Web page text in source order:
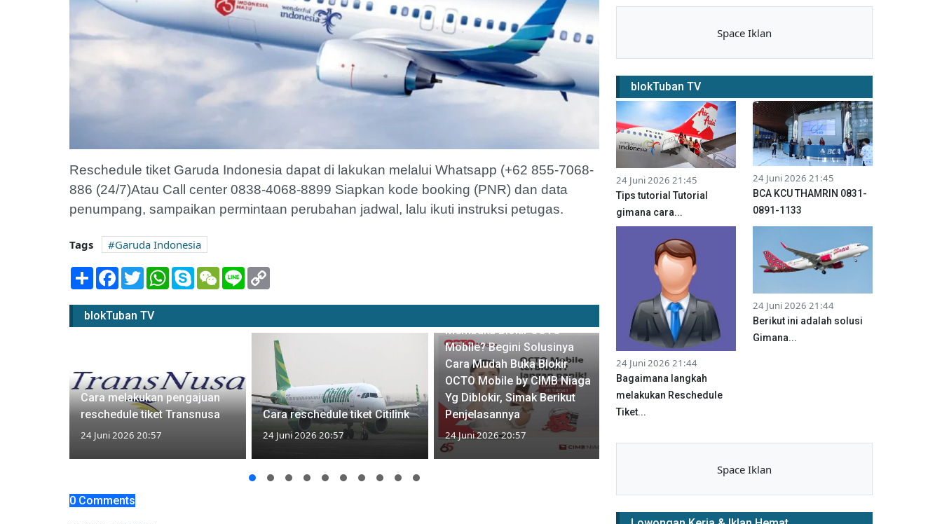
Reschedule tiket Garuda Indonesia dapat di lakukan melalui Whatsapp (+62 855-7068-
886 (24/7)Atau Call center 0838-4068-8899 Siapkan kode booking (PNR) dan data
penumpang, sampaikan permintaan perubahan jadwal, lalu ikuti instruksi petugas.
Tags
Garuda Indonesia
Share Facebook
TwitterWhatsApp
SkypeWeChatLine
blokTuban TV
Cara melakukan pengajuan
reschedule tiket Transnusa
24 Juni 2026 20:57
Cara reschedule tiket Citilink
24 Juni 2026 20:57
Membuka Blokir OCTO
Mobile? Begini Solusinya
Cara Mudah Buka Blokir
OCTO Mobile by CIMB Niaga
Yg Diblokir, Simak Berikut
Penjelasannya
24 Juni 2026 20:57
0 Comments
Space Iklan
blokTuban TV
24 Juni 2026 21:45
Tips tutorial Tutorial
gimana cara...
24 Juni 2026 21:45
BCA KCU THAMRIN 0831-
0891-1133
24 Juni 2026 21:44
Bagaimana langkah
melakukan Reschedule
Tiket...
24 Juni 2026 21:44
Berikut ini adalah solusi
Gimana...
Space Iklan